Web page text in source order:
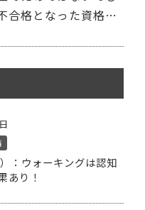
合格となった資格…
：ウォーキングは認知
あり！